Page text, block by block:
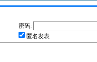
密码:
匿名发表